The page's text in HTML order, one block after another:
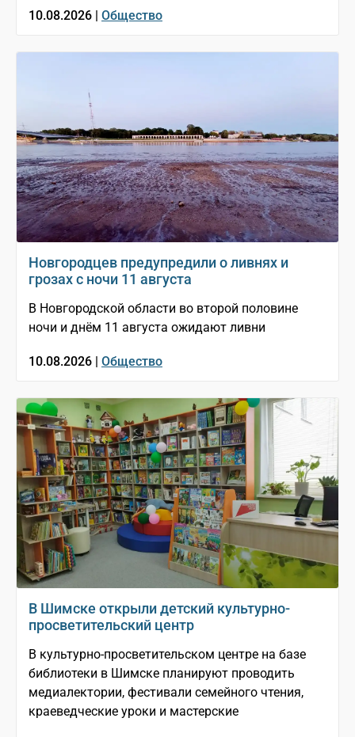
10.08.2026 | Общество
Новгородцев предупредили о ливнях и
грозах с ночи 11 августа
В Новгородской области во второй половине
ночи и днём 11 августа ожидают ливни
10.08.2026 | Общество
В Шимске открыли детский культурно-
просветительский центр
В культурно-просветительском центре на базе
библиотеки в Шимске планируют проводить
медиалектории, фестивали семейного чтения,
краеведческие уроки и мастерские